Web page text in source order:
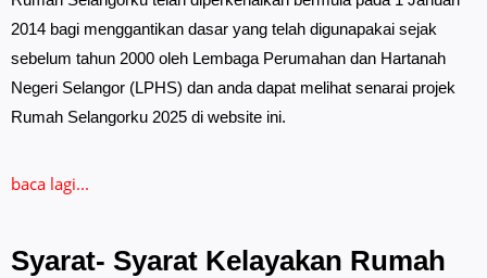
2014 bagi menggantikan dasar yang telah digunapakai sejak
sebelum tahun 2000 oleh Lembaga Perumahan dan Hartanah
Negeri Selangor (LPHS) dan anda dapat melihat senarai projek
Rumah Selangorku 2025 di website ini.
baca lagi...
Syarat- Syarat Kelayakan Rumah